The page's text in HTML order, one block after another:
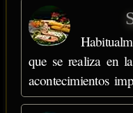
que se realiza en
acontecimientos